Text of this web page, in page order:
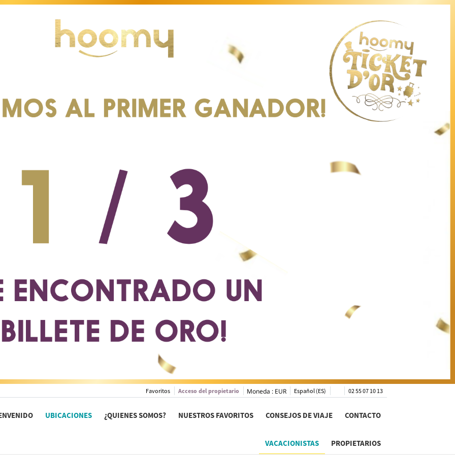
02 55 07 10 13
Español (ES)
Moneda : EUR
Acceso del propietario
Favoritos
UBICACIONES ¿QUIENES SOMOS? NUESTROS FAVORITOS CONSEJOS DE VIAJE CONTACTO
VACACIONISTAS PROPIETARIOS